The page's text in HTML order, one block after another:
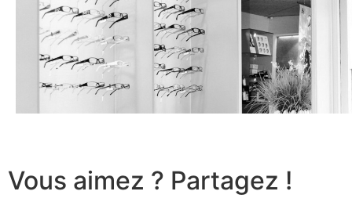
Vous aimez ? Partagez !